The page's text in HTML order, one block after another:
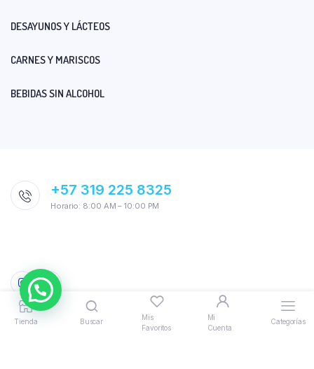
Tienda Buscar
Mis
Favoritos
Mi
Cuenta
Categorías
DESAYUNOS Y LÁCTEOS
CARNES Y MARISCOS
BEBIDAS SIN ALCOHOL
+57 319 225 8325
Horario: 8:00 AM – 10:00 PM